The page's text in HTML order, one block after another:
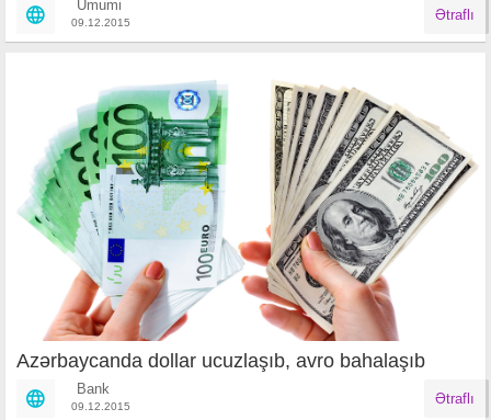
Ümumi
09.12.2015 Ətraflı
Azərbaycanda dollar ucuzlaşıb, avro bahalaşıb
Bank
09.12.2015 Ətraflı